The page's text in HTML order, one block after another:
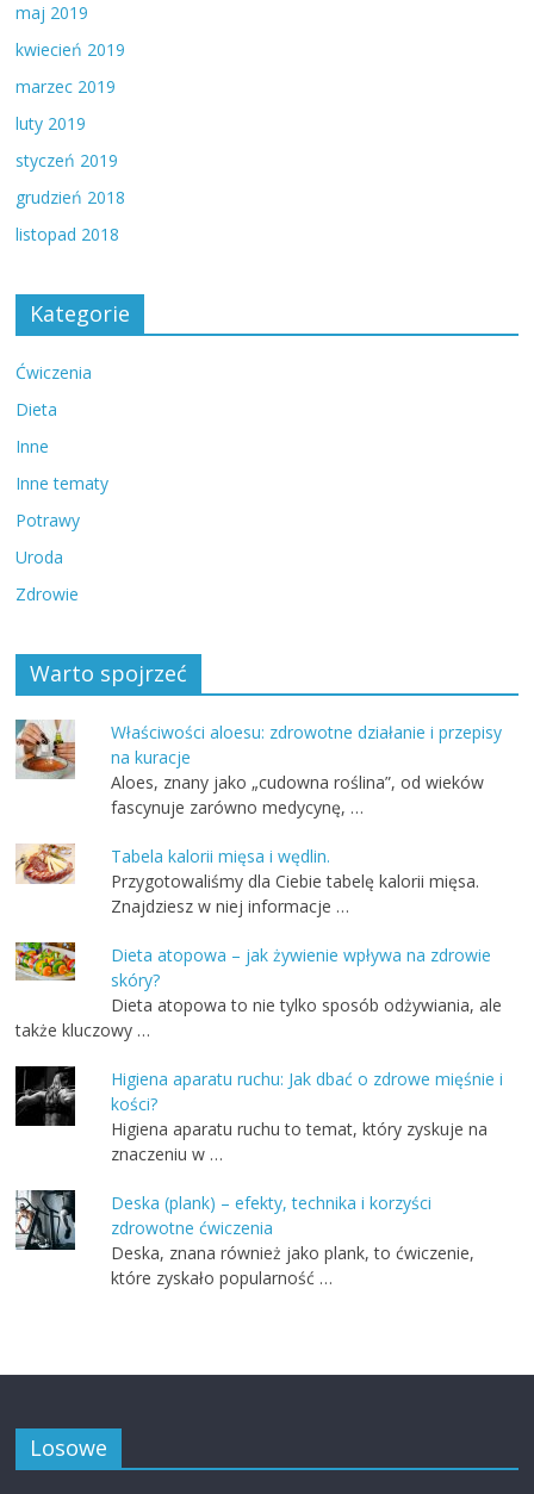
maj 2019
kwiecień 2019
marzec 2019
luty 2019
styczeń 2019
grudzień 2018
listopad 2018
Kategorie
Ćwiczenia
Dieta
Inne
Inne tematy
Potrawy
Uroda
Zdrowie
Warto spojrzeć
Właściwości aloesu: zdrowotne działanie i przepisy
na kuracje
Aloes, znany jako „cudowna roślina”, od wieków
fascynuje zarówno medycynę, …
Tabela kalorii mięsa i wędlin.
Przygotowaliśmy dla Ciebie tabelę kalorii mięsa.
Znajdziesz w niej informacje …
Dieta atopowa – jak żywienie wpływa na zdrowie
skóry?
Dieta atopowa to nie tylko sposób odżywiania, ale
także kluczowy …
Higiena aparatu ruchu: Jak dbać o zdrowe mięśnie i
kości?
Higiena aparatu ruchu to temat, który zyskuje na
znaczeniu w …
Deska (plank) – efekty, technika i korzyści
zdrowotne ćwiczenia
Deska, znana również jako plank, to ćwiczenie,
które zyskało popularność …
Losowe